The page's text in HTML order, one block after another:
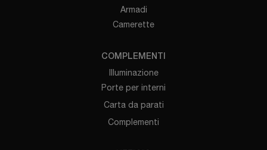
Armadi
Camerette
COMPLEMENTI
Illuminazione
Porte per interni
Carta da parati
Complementi